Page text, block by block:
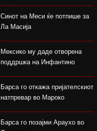
Синот на Меси ќе потпише за
Ла Масија
Мексико му даде отворена
поддршка на Инфантино
Барса го откажа пријателскиот
натпревар во Мароко
Барса го позајми Араухо во